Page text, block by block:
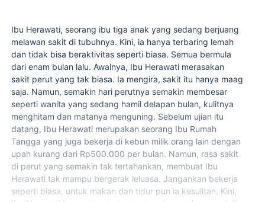
Ibu Herawati, seorang ibu tiga anak yang sedang berjuang
melawan sakit di tubuhnya. Kini, ia hanya terbaring lemah
dan tidak bisa beraktivitas seperti biasa. Semua bermula
dari enam bulan lalu. Awalnya, Ibu Herawati merasakan
sakit perut yang tak biasa. Ia mengira, sakit itu hanya maag
saja. Namun, semakin hari perutnya semakin membesar
seperti wanita yang sedang hamil delapan bulan, kulitnya
menghitam dan matanya menguning. Sebelum ujian itu
datang, Ibu Herawati merupakan seorang Ibu Rumah
Tangga yang juga bekerja di kebun milik orang lain dengan
upah kurang dari Rp500.000 per bulan. Namun, rasa sakit
di perut yang semakin tak tertahankan, membuat Ibu
Herawati tak mampu bergerak leluasa. Jangankan bekerja
seperti biasa, untuk makan dan tidur pun ia kesulitan. Kini,